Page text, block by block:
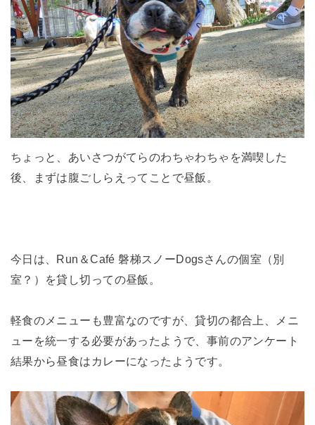
ちょっと、あいさつがてらのわちゃわちゃを満喫した
後、まずは腹ごしらえってことで昼飯。
今日は、Run＆Café 磐梯スノーDogsさんの個室（別
室？）を貸し切っての昼飯。
軽食のメニューも豊富なのですが、貸切の都合上、メニ
ューを統一する必要があったようで、事前のアンケート
結果から昼食はカレーになったようです。